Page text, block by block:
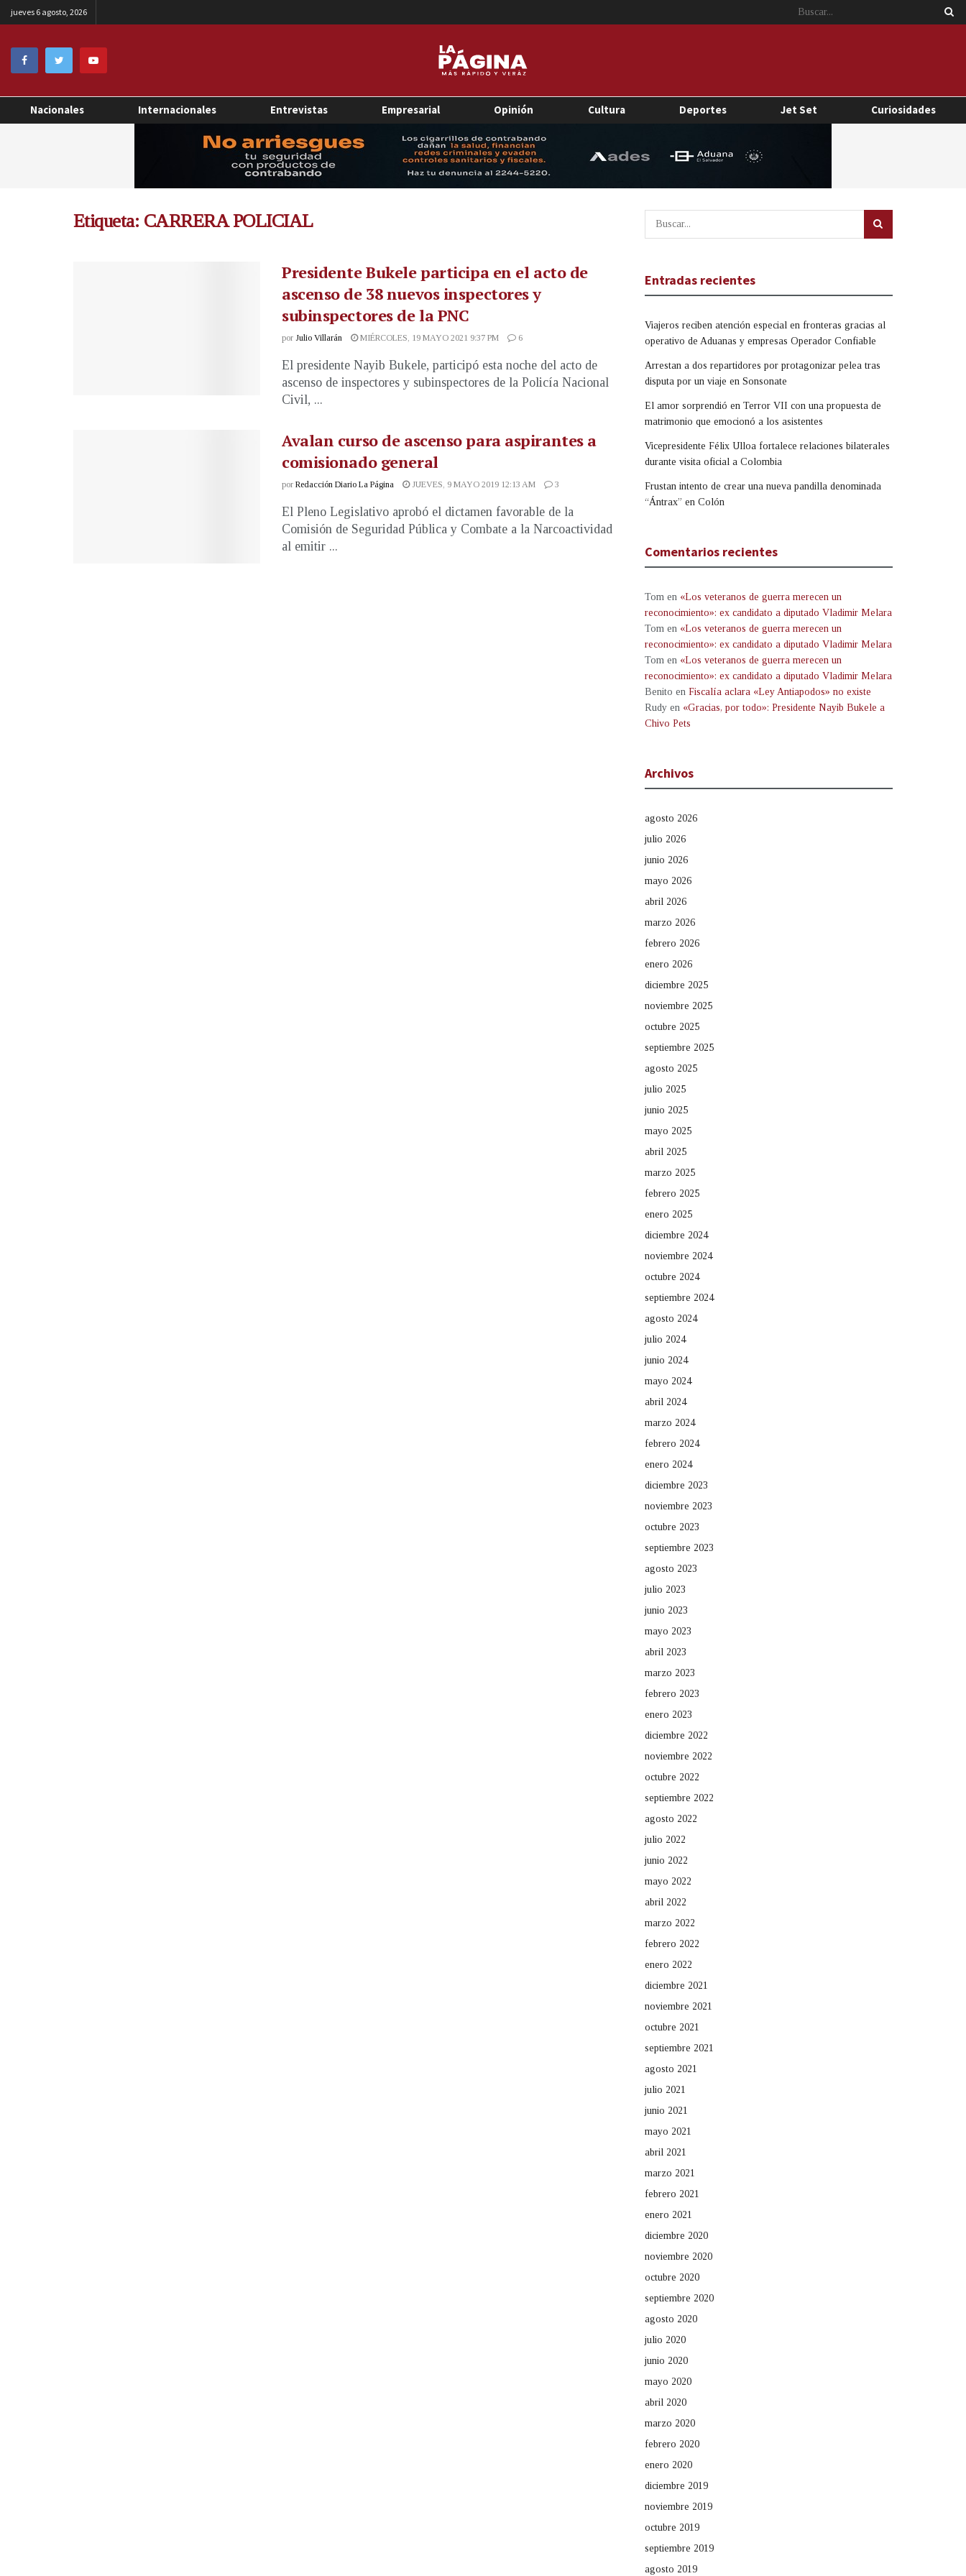
jueves 6 agosto, 2026
Nacionales Internacionales Entrevistas Empresarial Opinión Cultura Deportes Jet Set Curiosidades
Etiqueta: CARRERA POLICIAL
Presidente Bukele participa en el acto de
ascenso de 38 nuevos inspectores y
subinspectores de la PNC
por Julio Villarán MIÉRCOLES, 19 MAYO 2021 9:37 PM 6
El presidente Nayib Bukele, participó esta noche del acto de
ascenso de inspectores y subinspectores de la Policía Nacional
Civil, ...
Avalan curso de ascenso para aspirantes a
comisionado general
por Redacción Diario La Página JUEVES, 9 MAYO 2019 12:13 AM 3
El Pleno Legislativo aprobó el dictamen favorable de la
Comisión de Seguridad Pública y Combate a la Narcoactividad
al emitir ...
Entradas recientes
Viajeros reciben atención especial en fronteras gracias al
operativo de Aduanas y empresas Operador Confiable
Arrestan a dos repartidores por protagonizar pelea tras
disputa por un viaje en Sonsonate
El amor sorprendió en Terror VII con una propuesta de
matrimonio que emocionó a los asistentes
Vicepresidente Félix Ulloa fortalece relaciones bilaterales
durante visita oficial a Colombia
Frustan intento de crear una nueva pandilla denominada
“Ántrax” en Colón
Comentarios recientes
Tom en «Los veteranos de guerra merecen un
reconocimiento»: ex candidato a diputado Vladimir Melara
Tom en «Los veteranos de guerra merecen un
reconocimiento»: ex candidato a diputado Vladimir Melara
Tom en «Los veteranos de guerra merecen un
reconocimiento»: ex candidato a diputado Vladimir Melara
Benito en Fiscalía aclara «Ley Antiapodos» no existe
Rudy en «Gracias, por todo»: Presidente Nayib Bukele a
Chivo Pets
Archivos
agosto 2026
julio 2026
junio 2026
mayo 2026
abril 2026
marzo 2026
febrero 2026
enero 2026
diciembre 2025
noviembre 2025
octubre 2025
septiembre 2025
agosto 2025
julio 2025
junio 2025
mayo 2025
abril 2025
marzo 2025
febrero 2025
enero 2025
diciembre 2024
noviembre 2024
octubre 2024
septiembre 2024
agosto 2024
julio 2024
junio 2024
mayo 2024
abril 2024
marzo 2024
febrero 2024
enero 2024
diciembre 2023
noviembre 2023
octubre 2023
septiembre 2023
agosto 2023
julio 2023
junio 2023
mayo 2023
abril 2023
marzo 2023
febrero 2023
enero 2023
diciembre 2022
noviembre 2022
octubre 2022
septiembre 2022
agosto 2022
julio 2022
junio 2022
mayo 2022
abril 2022
marzo 2022
febrero 2022
enero 2022
diciembre 2021
noviembre 2021
octubre 2021
septiembre 2021
agosto 2021
julio 2021
junio 2021
mayo 2021
abril 2021
marzo 2021
febrero 2021
enero 2021
diciembre 2020
noviembre 2020
octubre 2020
septiembre 2020
agosto 2020
julio 2020
junio 2020
mayo 2020
abril 2020
marzo 2020
febrero 2020
enero 2020
diciembre 2019
noviembre 2019
octubre 2019
septiembre 2019
agosto 2019